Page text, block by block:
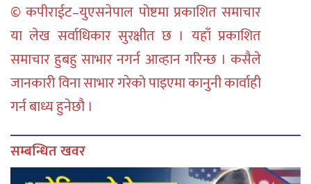
© कपीराईट–युएसनेपाल पोष्टमा प्रकाशित समाचार
या लेख सर्वाधिकार सुरक्षीत छ । यहाँ प्रकाशित
समाचार हुबहु साभार नगर्न आव्हान गरिन्छ । कसैले
जानकारी विना साभार गरेको पाइएमा कानुनी कार्वाही
गर्न बाध्य हुनेछौ ।
सम्बन्धित खवर